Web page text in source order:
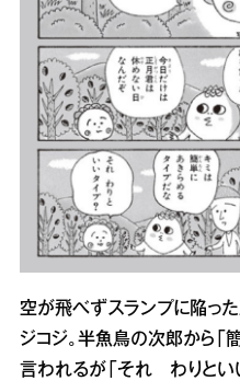
空が飛べずスランプに陥っ
ジコジ。半魚鳥の次郎から「
言われるが「それ わりとい